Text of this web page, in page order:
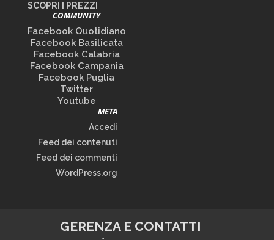
SCOPRI I PREZZI
COMMUNITY
Facebook Quotidiano
Facebook Basilicata
Facebook Calabria
Facebook Campania
Facebook Puglia
Twitter
Youtube
META
Accedi
Feed dei contenuti
Feed dei commenti
WordPress.org
GERENZA E CONTATTI